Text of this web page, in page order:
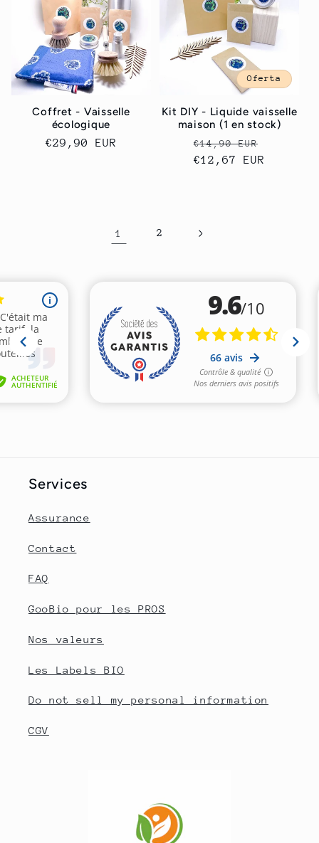
Coffret - Vaisselle
écologique
Precio
€29,90 EUR
Oferta
Kit DIY - Liquide vaisselle
maison (1 en stock)
Precio
habitual
€14,90 EUR
€12,67 EUR
1 2
Services
Assurance
Contact
FAQ
GooBio pour les PROS
Nos valeurs
Les Labels BIO
Do not sell my personal information
CGV